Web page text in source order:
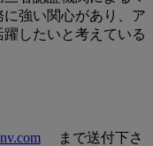
強い関心があり、ア
したいと考えている
まで送付下さ